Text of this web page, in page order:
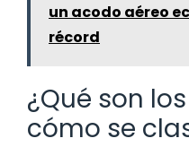
un acodo aéreo
récord
¿Qué son
cómo se